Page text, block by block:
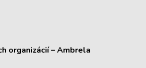
organizácií – Ambrela